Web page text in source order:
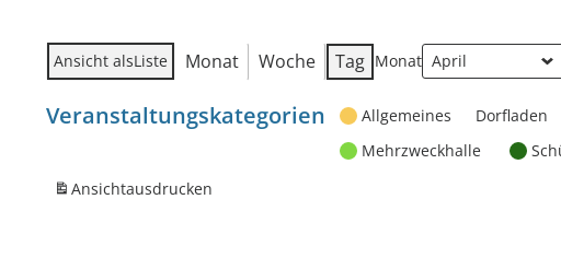
Ansicht alsListe Monat Woche Tag Monat
Veranstaltungskategorien Allgemeines Dorfladen
Mehrzweckhalle
Ansichtausdrucken